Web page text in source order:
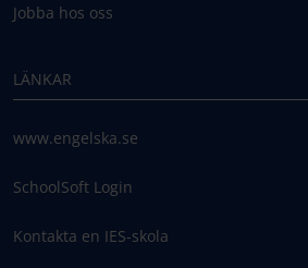
Jobba hos oss
LÄNKAR
www.engelska.se
SchoolSoft Login
Kontakta en IES-skola